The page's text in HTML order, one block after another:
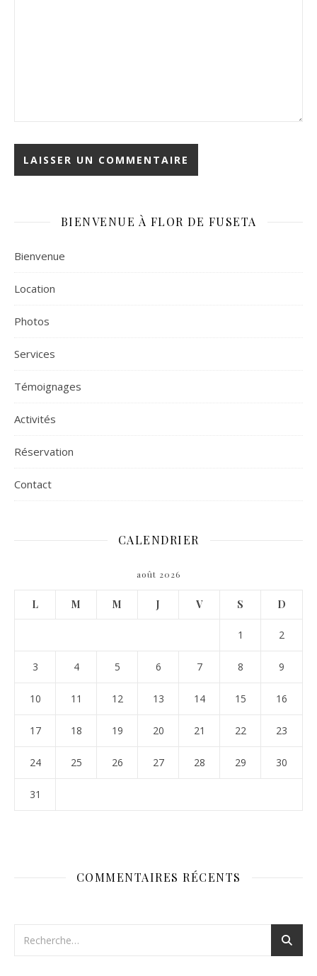
BIENVENUE À FLOR DE FUSETA
Bienvenue
Location
Photos
Services
Témoignages
Activités
Réservation
Contact
CALENDRIER
août 2026
L M M J V S D
1 2
3 4 5 6 7 8 9
10 11 12 13 14 15 16
17 18 19 20 21 22 23
24 25 26 27 28 29 30
31
COMMENTAIRES RÉCENTS